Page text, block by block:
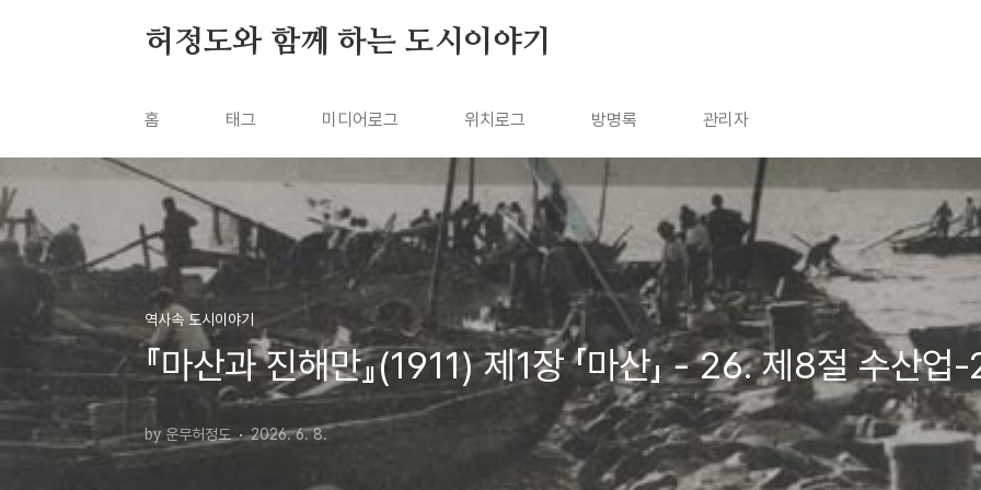
허정도와 함께 하는 도시이야기
홈 태그 미디어로그 위치로그 방명록 관리자
역사속 도시이야기
『마산과 진해만』(1911) 제1장 「마산」 - 26. 제8절 수산업
by 운무허정도 2026. 6. 8.